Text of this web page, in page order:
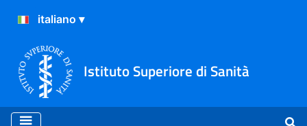
Istituto Superiore di Sanità